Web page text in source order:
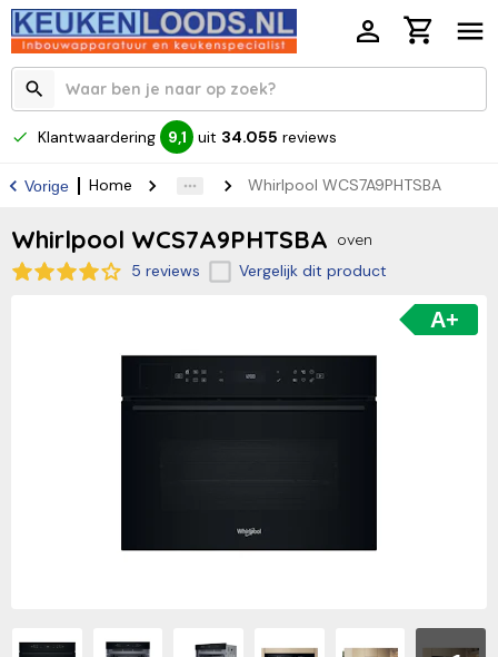
Klantwaardering 9,1 uit 34.055 reviews
Vorige Home Whirlpool WCS7A9PHTSBA
Whirlpool WCS7A9PHTSBA oven
5 reviews
Vergelijk dit product
A+